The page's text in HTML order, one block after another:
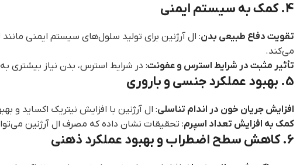
4. کمک به سیستم ایمنی
تقویت دفاع طبیعی بدن: ال آرژنین برای تولید سلول‌های سیستم ایمنی
می‌کند.
تأثیر مثبت در شرایط استرس و عفونت: در شرایط استرس، بدن نیاز بیشتری
5. بهبود عملکرد جنسی و باروری
افزایش جریان خون در اندام تناسلی: ال آرژنین با افزایش نیتریک اکساید و
کمک به افزایش تعداد اسپرم: تحقیقات نشان داده که مصرف ال آرژنین
6. کاهش سطح اضطراب و بهبود عملکرد ذهنی